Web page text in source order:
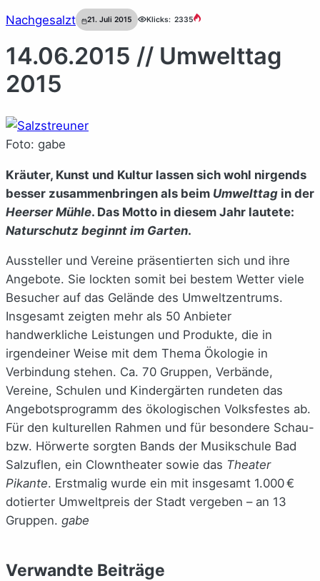
Nachgesalzt 21. Juli 2015 Klicks: 2335
14.06.2015 // Umwelttag
2015
Foto: gabe
Kräuter, Kunst und Kultur lassen sich wohl nirgends
besser zusammenbringen als beim Umwelttag in der
Heerser Mühle. Das Motto in diesem Jahr lautete:
Naturschutz beginnt im Garten.
Aussteller und Vereine präsentierten sich und ihre
Angebote. Sie lockten somit bei bestem Wetter viele
Besucher auf das Gelände des Umweltzentrums.
Insgesamt zeigten mehr als 50 Anbieter
handwerkliche Leistungen und Produkte, die in
irgendeiner Weise mit dem Thema Ökologie in
Verbindung stehen. Ca. 70 Gruppen, Verbände,
Vereine, Schulen und Kindergärten rundeten das
Angebots­programm des ökologischen Volksfestes ab.
Für den kulturellen Rahmen und für besondere Schau-
bzw. Hörwerte sorgten Bands der Musikschule Bad
Salzuflen, ein Clowntheater sowie das Theater
Pikante. Erstmalig wurde ein mit insgesamt 1.000 €
dotierter Umweltpreis der Stadt vergeben – an 13
Gruppen. gabe
Verwandte Beiträge